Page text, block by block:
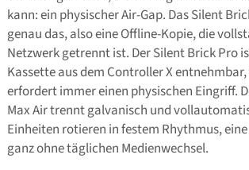
kann: ein physischer Air-Gap. Das Silent
genau das, also eine Offline-Kopie, die
Netzwerk getrennt ist. Der Silent Brick Pro
Kassette aus dem Controller X
erfordert immer einen physischen Eingriff.
Max Air trennt galvanisch und
Einheiten rotieren in festem Rhythmus,
ganz ohne täglichen Medienwechsel.